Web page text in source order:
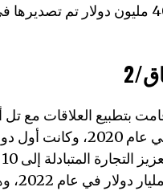
إلى 430.6 مليون دولار في ديسمبر – حتى أكثر من 408.3 مليون
قامت بتطبيع العلاقات مع
اتفاقيات إبراهيم التي تفاوضت عليها الولايات
في السنة. وقدرت